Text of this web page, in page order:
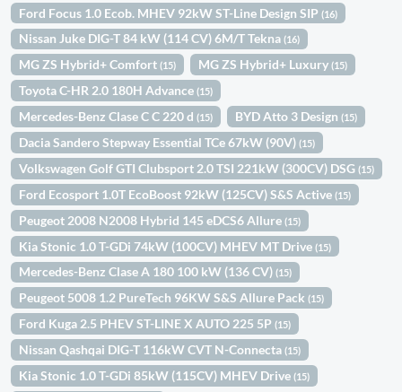
Ford Focus 1.0 Ecob. MHEV 92kW ST-Line Design SIP(16)
Nissan Juke DIG-T 84 kW (114 CV) 6M/T Tekna(16)
MG ZS Hybrid+ Comfort(15) MG ZS Hybrid+ Luxury(15)
Toyota C-HR 2.0 180H Advance(15)
Mercedes-Benz Clase C C 220 d(15) BYD Atto 3 Design(15)
Dacia Sandero Stepway Essential TCe 67kW (90V)(15)
Volkswagen Golf GTI Clubsport 2.0 TSI 221kW (300CV) DSG(15)
Ford Ecosport 1.0T EcoBoost 92kW (125CV) S&S Active(15)
Peugeot 2008 N2008 Hybrid 145 eDCS6 Allure(15)
Kia Stonic 1.0 T-GDi 74kW (100CV) MHEV MT Drive(15)
Mercedes-Benz Clase A 180 100 kW (136 CV)(15)
Peugeot 5008 1.2 PureTech 96KW S&S Allure Pack(15)
Ford Kuga 2.5 PHEV ST-LINE X AUTO 225 5P(15)
Nissan Qashqai DIG-T 116kW CVT N-Connecta(15)
Kia Stonic 1.0 T-GDi 85kW (115CV) MHEV Drive(15)